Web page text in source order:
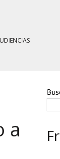
a